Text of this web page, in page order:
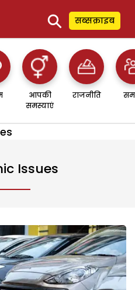
⚲ सब्सक्राइब
आपकी
समस्याएं
राजनीति
Issues